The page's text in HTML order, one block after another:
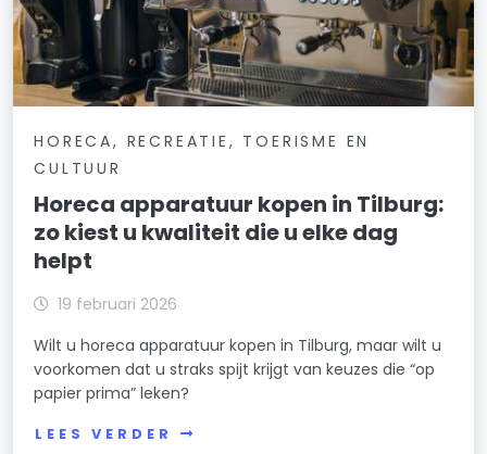
HORECA, RECREATIE, TOERISME EN
CULTUUR
Horeca apparatuur kopen in Tilburg:
zo kiest u kwaliteit die u elke dag
helpt
19 februari 2026
Wilt u horeca apparatuur kopen in Tilburg, maar wilt u
voorkomen dat u straks spijt krijgt van keuzes die “op
papier prima” leken?
LEES VERDER